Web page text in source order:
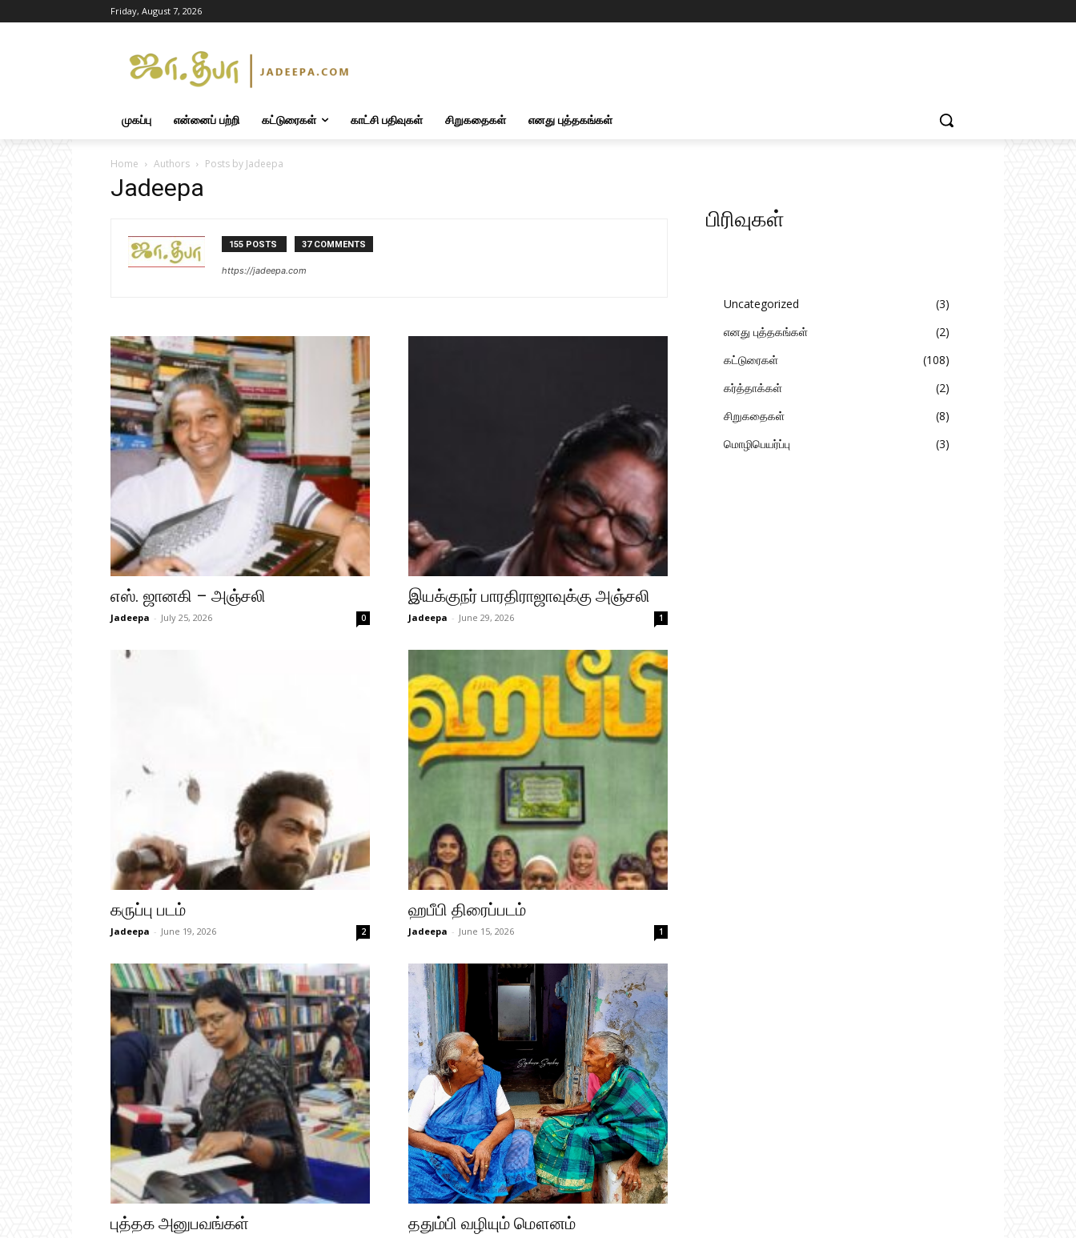
Friday, August 7, 2026
முகப்பு என்னைப் பற்றி கட்டுரைகள் காட்சி பதிவுகள் சிறுகதைகள் எனது புத்தகங்கள்
Home Authors Posts by Jadeepa
Jadeepa
155 POSTS 37 COMMENTS
https://jadeepa.com
எஸ். ஜானகி – அஞ்சலி
Jadeepa - July 25, 2026 0
இயக்குநர் பாரதிராஜாவுக்கு அஞ்சலி
Jadeepa - June 29, 2026 1
கருப்பு படம்
Jadeepa - June 19, 2026 2
ஹபீபி திரைப்படம்
Jadeepa - June 15, 2026 1
புத்தக அனுபவங்கள் ததும்பி வழியும் மௌனம்
பிரிவுகள்
Uncategorized
3
எனது புத்தகங்கள்
2
கட்டுரைகள்
108
கர்த்தாக்கள்
2
சிறுகதைகள்
8
மொழிபெயர்ப்பு
3